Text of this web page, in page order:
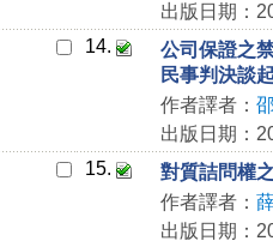
出版日期：
14.
公司保證之
民事判決談
作者譯者：
出版日期：
15.
對質詰問權
作者譯者：
出版日期：